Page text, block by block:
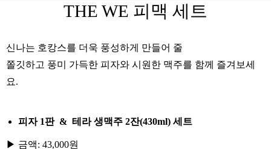
THE WE 피맥 세트
신나는 호캉스를 더욱 풍성하게 만들어 줄
쫄깃하고 풍미 가득한 피자와 시원한 맥주를 함께 즐겨보세
요.
피자 1판 & 테라 생맥주 2잔(430ml) 세트
▶ 금액: 43,000원